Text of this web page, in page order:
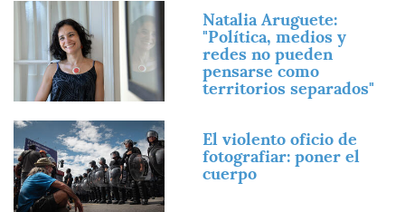
Imagen
Natalia Aruguete:
"Política, medios y
redes no pueden
pensarse como
territorios separados"
Imagen
El violento oficio de
fotografiar: poner el
cuerpo